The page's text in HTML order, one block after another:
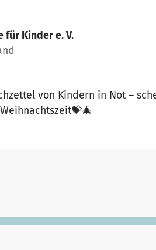
für Kinder e. V.
von Kindern in Not –